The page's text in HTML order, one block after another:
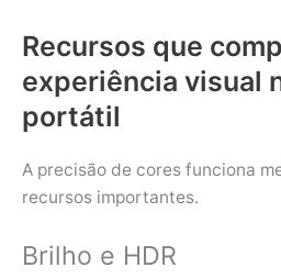
Recursos que
experiência visual
portátil
A precisão de cores funciona
recursos importantes.
Brilho e HDR